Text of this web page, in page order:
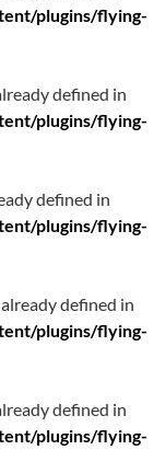
plugins/flying-
defined in
plugins/flying-
defined in
plugins/flying-
defined in
plugins/flying-
defined in
plugins/flying-